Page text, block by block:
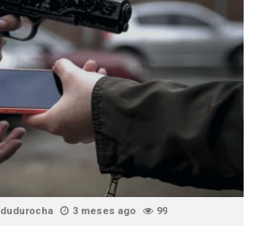
dudurocha 3 meses ago 99